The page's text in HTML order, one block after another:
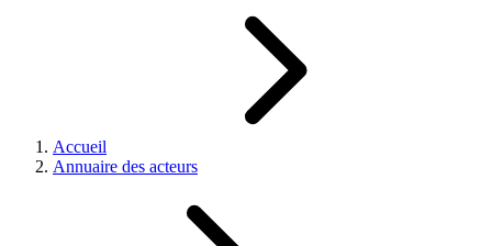
Accueil
Annuaire des acteurs